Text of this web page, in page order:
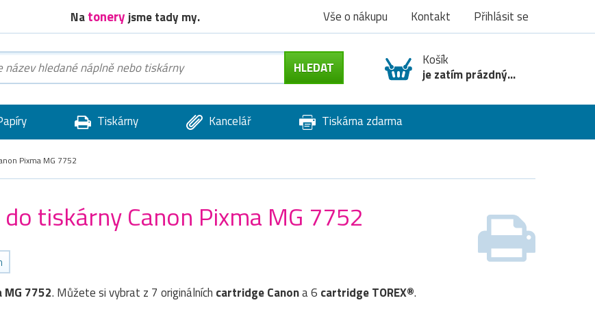
Natoneryjsme tady my. Vše o nákupu Kontakt Přihlásit se
Košík
je zatím prázdný...
Tiskárny Kancelář Tiskárna zdarma
Pixma MG 7752
tiskárny Canon Pixma MG 7752
MG 7752. Můžete si vybrat z 7 originálních cartridgeCanona 6 cartridge TOREX®.